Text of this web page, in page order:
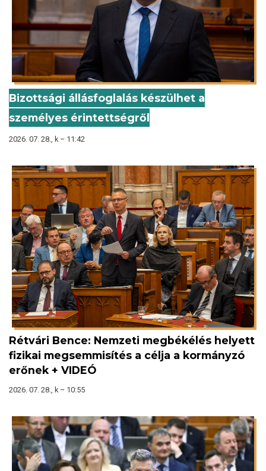
Bizottsági állásfoglalás készülhet a
személyes érintettségről
2026. 07. 28., k – 11:42
Rétvári Bence: Nemzeti megbékélés helyett
fizikai megsemmisítés a célja a kormányzó
erőnek + VIDEÓ
2026. 07. 28., k – 10:55